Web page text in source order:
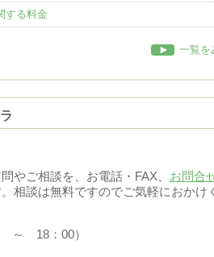
する料金
一覧を
やご相談を、お電話・FAX、 お問合
相談は無料ですのでご気軽におかけ
～ 18：00）